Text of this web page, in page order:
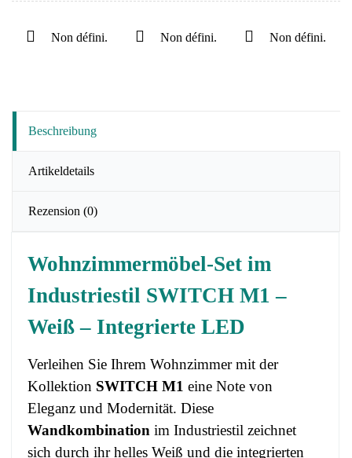
Non défini. Non défini. Non défini.
Beschreibung
Artikeldetails
Rezension (0)
Wohnzimmermöbel-Set im
Industriestil SWITCH M1 –
Weiß – Integrierte LED
Verleihen Sie Ihrem Wohnzimmer mit der
Kollektion SWITCH M1 eine Note von
Eleganz und Modernität. Diese
Wandkombination im Industriestil zeichnet
sich durch ihr helles Weiß und die integrierten